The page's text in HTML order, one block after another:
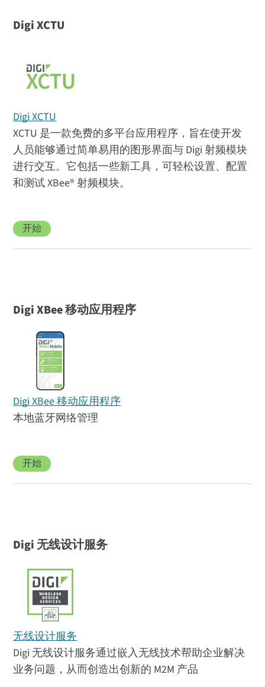
Digi XCTU
Digi XCTU
XCTU 是一款免费的多平台应用程序，旨在使开发
人员能够通过简单易用的图形界面与 Digi 射频模块
进行交互。它包括一些新工具，可轻松设置、配置
和测试 XBee® 射频模块。
开始
Digi XBee 移动应用程序
Digi XBee 移动应用程序
本地蓝牙网络管理
开始
Digi 无线设计服务
无线设计服务
Digi 无线设计服务通过嵌入无线技术帮助企业解决
业务问题，从而创造出创新的 M2M 产品